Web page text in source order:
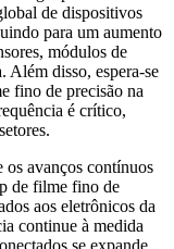
de dispositivos
para um aumento
módulos de
Além disso, espera-se
fino de precisão na
é crítico,
avanços contínuos
de filme fino de
aos eletrônicos da
continue à medida